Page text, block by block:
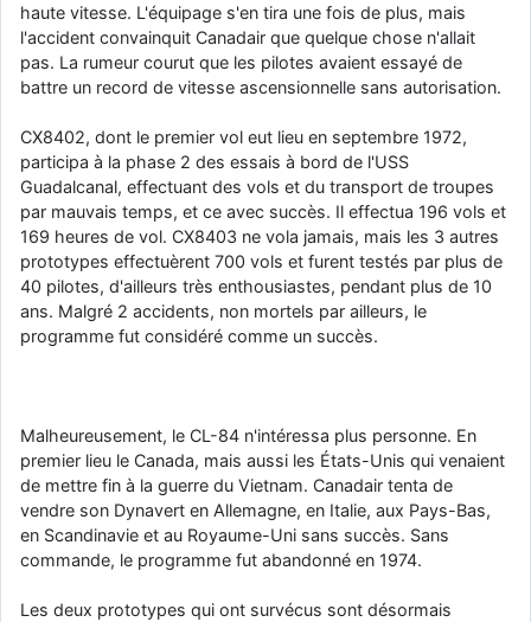
haute vitesse. L'équipage s'en tira une fois de plus, mais
l'accident convainquit Canadair que quelque chose n'allait
pas. La rumeur courut que les pilotes avaient essayé de
battre un record de vitesse ascensionnelle sans autorisation.
CX8402, dont le premier vol eut lieu en septembre 1972,
participa à la phase 2 des essais à bord de l'USS
Guadalcanal, effectuant des vols et du transport de troupes
par mauvais temps, et ce avec succès. Il effectua 196 vols et
169 heures de vol. CX8403 ne vola jamais, mais les 3 autres
prototypes effectuèrent 700 vols et furent testés par plus de
40 pilotes, d'ailleurs très enthousiastes, pendant plus de 10
ans. Malgré 2 accidents, non mortels par ailleurs, le
programme fut considéré comme un succès.
Malheureusement, le CL-84 n'intéressa plus personne. En
premier lieu le Canada, mais aussi les États-Unis qui venaient
de mettre fin à la guerre du Vietnam. Canadair tenta de
vendre son Dynavert en Allemagne, en Italie, aux Pays-Bas,
en Scandinavie et au Royaume-Uni sans succès. Sans
commande, le programme fut abandonné en 1974.
Les deux prototypes qui ont survécus sont désormais